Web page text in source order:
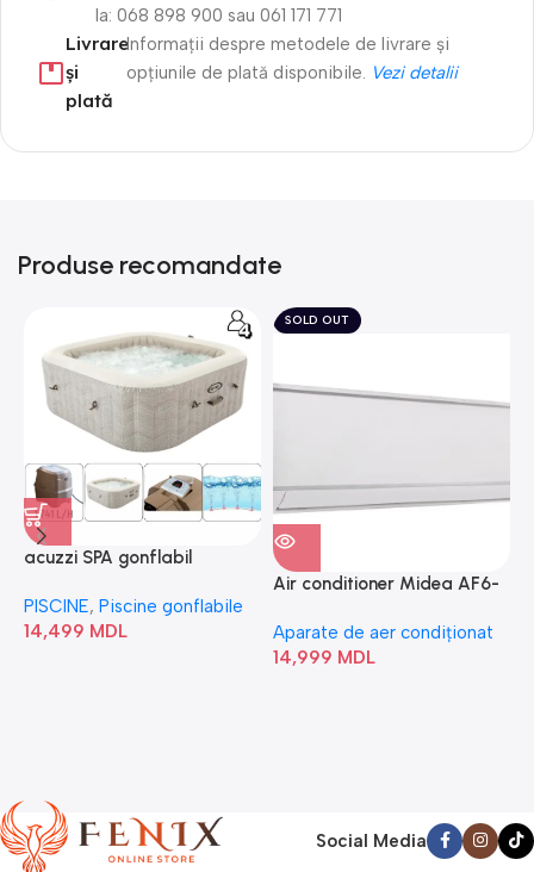
la: 068 898 900 sau 061 171 771
Livrare
și
plată
Informații despre metodele de livrare și
opțiunile de plată disponibile. Vezi detalii
Produse recomandate
acuzzi SPA gonflabil
Bubble” 28446
PISCINE, Piscine gonflabile
14,499 MDL
SOLD OUT
Air conditioner Midea AF6-
Aparate de aer condiționat
14,999 MDL
Social Media